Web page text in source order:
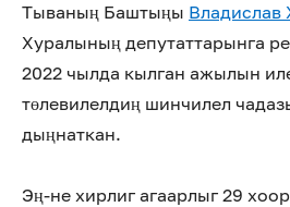
Тываның Баштыңы Владислав
Хуралының депутаттарынга
2022 чылда кылган ажылын
төлевилелдиң шинчилел
дыңнаткан.
Эң-не хирлиг агаарлыг 29